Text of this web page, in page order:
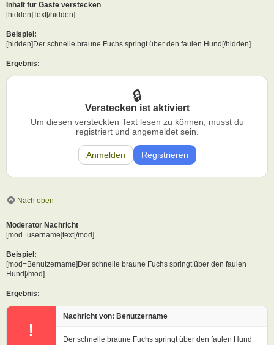
Inhalt für Gäste verstecken
[hidden]Text[/hidden]
Beispiel:
[hidden]Der schnelle braune Fuchs springt über den faulen Hund[/hidden]
Ergebnis:
Verstecken ist aktiviert
Um diesen versteckten Text lesen zu können, musst du
registriert und angemeldet sein.
Anmelden Registrieren
Nach oben
Moderator Nachricht
[mod=username]text[/mod]
Beispiel:
[mod=Benutzername]Der schnelle braune Fuchs springt über den faulen
Hund[/mod]
Ergebnis:
!
Nachricht von: Benutzername
Der schnelle braune Fuchs springt über den faulen Hund